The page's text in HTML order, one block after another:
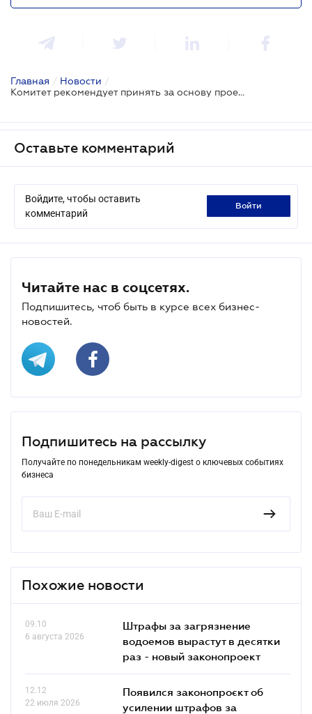
Главная / Новости /
Комитет рекомендует принять за основу проект об уголовной ответственности за обход санкций
Оставьте комментарий
Войдите, чтобы оставить
комментарий
войти
Читайте нас в соцсетях.
Подпишитесь, чтоб быть в курсе всех бизнес-
новостей.
Подпишитесь на рассылку
Получайте по понедельникам weekly-digest о ключевых событиях
бизнеса
Похожие новости
09.10
6 августа 2026
Штрафы за загрязнение
водоемов вырастут в десятки
раз - новый законопроект
12.12
22 июля 2026
Появился законопроєкт об
усилении штрафов за